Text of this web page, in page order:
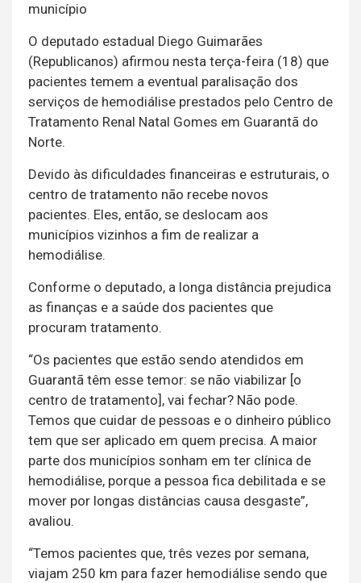
município
O deputado estadual Diego Guimarães
(Republicanos) afirmou nesta terça-feira (18) que
pacientes temem a eventual paralisação dos
serviços de hemodiálise prestados pelo Centro de
Tratamento Renal Natal Gomes em Guarantã do
Norte.
Devido às dificuldades financeiras e estruturais, o
centro de tratamento não recebe novos
pacientes. Eles, então, se deslocam aos
municípios vizinhos a fim de realizar a
hemodiálise.
Conforme o deputado, a longa distância prejudica
as finanças e a saúde dos pacientes que
procuram tratamento.
“Os pacientes que estão sendo atendidos em
Guarantã têm esse temor: se não viabilizar [o
centro de tratamento], vai fechar? Não pode.
Temos que cuidar de pessoas e o dinheiro público
tem que ser aplicado em quem precisa. A maior
parte dos municípios sonham em ter clínica de
hemodiálise, porque a pessoa fica debilitada e se
mover por longas distâncias causa desgaste”,
avaliou.
“Temos pacientes que, três vezes por semana,
viajam 250 km para fazer hemodiálise sendo que